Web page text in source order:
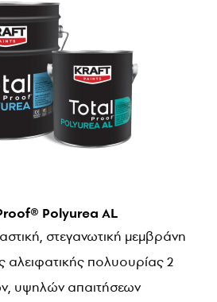
Polyurea AL
στεγανωτική μεμβράνη
πολυουρίας 2
υψηλών απαιτήσεων